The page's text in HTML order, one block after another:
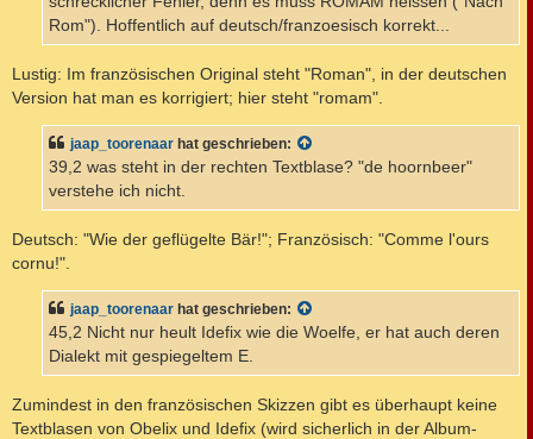
Rom"). Hoffentlich auf deutsch/franzoesisch korrekt...
Lustig: Im französischen Original steht "Roman", in der deutschen
Version hat man es korrigiert; hier steht "romam".
jaap_toorenaar hat geschrieben:
39,2 was steht in der rechten Textblase? "de hoornbeer"
verstehe ich nicht.
Deutsch: "Wie der geflügelte Bär!"; Französisch: "Comme l'ours
cornu!".
jaap_toorenaar hat geschrieben:
45,2 Nicht nur heult Idefix wie die Woelfe, er hat auch deren
Dialekt mit gespiegeltem E.
Zumindest in den französischen Skizzen gibt es überhaupt keine
Textblasen von Obelix und Idefix (wird sicherlich in der Album-